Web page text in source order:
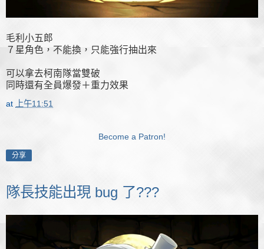
毛利小五郎
７星角色，不能換，只能強行抽出來
可以拿去柯南隊當雙破
同時還有全員爆發＋重力效果
at 上午11:51
Become a Patron!
分享
隊長技能出現 bug 了???